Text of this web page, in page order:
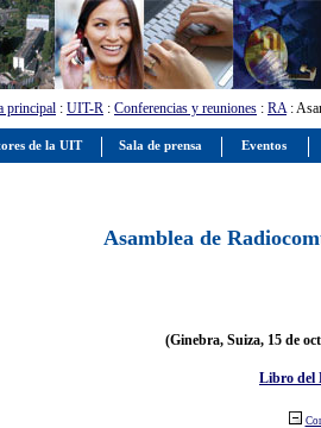
principal : UIT-R : Conferencias y reuniones : RA:
Asamblea de
(Ginebra, Suiza, 15 de
Libro del
de la UIT Sala de prensa Eventos